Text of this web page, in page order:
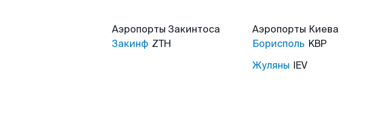
Аэропорты Закинтоса
Закинф ZTH
Аэропорты Киева
Борисполь KBP
Жуляны IEV